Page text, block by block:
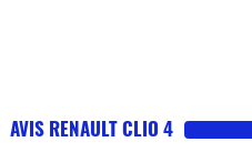
AVIS RENAULT CLIO 4